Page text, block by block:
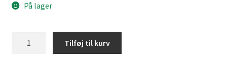
På lager
Tilføj til kurv